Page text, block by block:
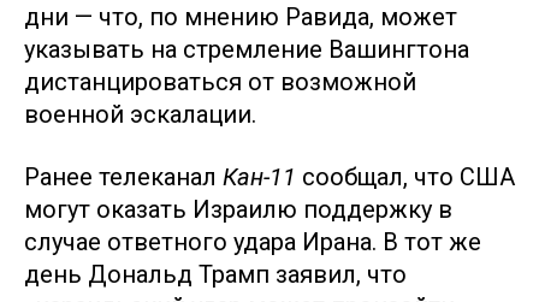
дни — что, по мнению Равида, может
указывать на стремление Вашингтона
дистанцироваться от возможной
военной эскалации.
Ранее телеканал Кан-11 сообщал, что США
могут оказать Израилю поддержку в
случае ответного удара Ирана. В тот же
день Дональд Трамп заявил, что